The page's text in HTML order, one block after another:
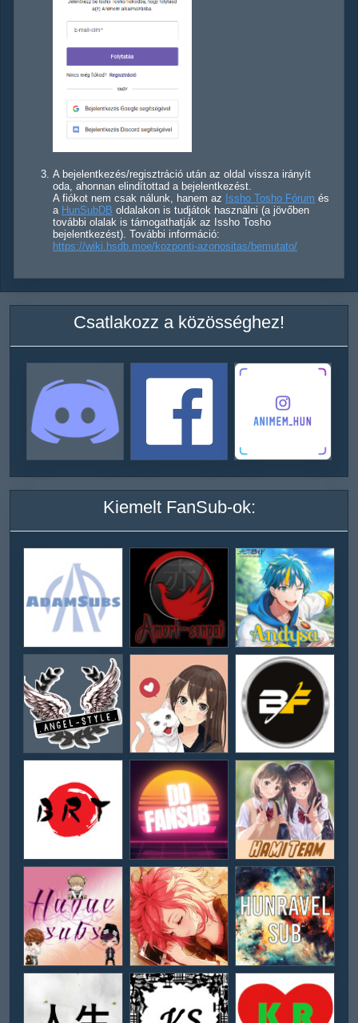
A bejelentkezés/regisztráció után az oldal vissza irányít
oda, ahonnan elindítottad a bejelentkezést.
A fiókot nem csak nálunk, hanem az Issho Tosho Fórum és
a HunSubDB oldalakon is tudjátok használni (a jövőben
további olalak is támogathatják az Issho Tosho
bejelentkezést). További információ:
https://wiki.hsdb.moe/kozponti-azonositas/bemutato/
Csatlakozz a közösséghez!
Kiemelt FanSub-ok: